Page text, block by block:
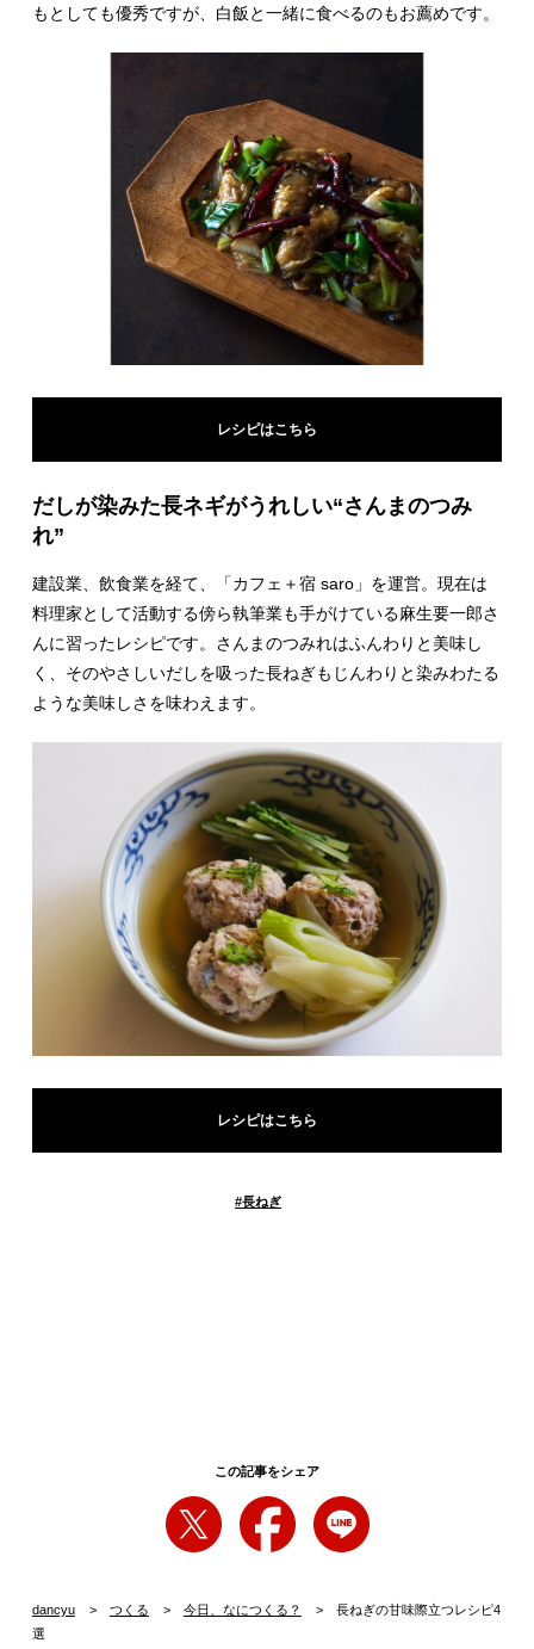
もとしても優秀ですが、白飯と一緒に食べるのもお薦めです。
レシピはこちら
だしが染みた長ネギがうれしい“さんまのつみ
れ”
建設業、飲食業を経て、「カフェ＋宿 saro」を運営。現在は
料理家として活動する傍ら執筆業も手がけている麻生要一郎さ
んに習ったレシピです。さんまのつみれはふんわりと美味し
く、そのやさしいだしを吸った長ねぎもじんわりと染みわたる
ような美味しさを味わえます。
レシピはこちら
#長ねぎ
この記事をシェア
dancyu つくる 今日、なにつくる？
長ねぎの甘味際立つレシピ4
選